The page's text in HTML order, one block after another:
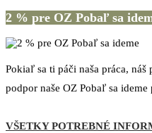
2 % pre OZ Pobaľ sa
Pokiaľ sa ti páči naša práca,
podpor naše OZ Pobaľ sa
VŠETKY POTREBNÉ